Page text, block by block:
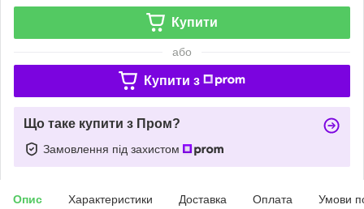
Купити
або
Купити з
Що таке купити з Пром?
Замовлення під захистом
Опис Характеристики Доставка Оплата Умови